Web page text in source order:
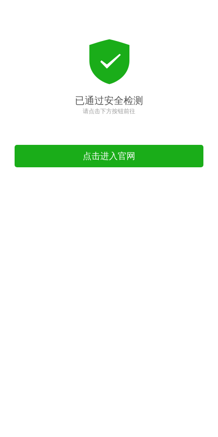
已通过安全检测
请点击下方按钮前往
点击进入官网